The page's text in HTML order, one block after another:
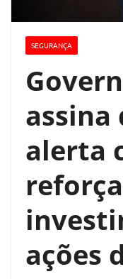
SEGURANÇA
assina
alerta
reforça
ações